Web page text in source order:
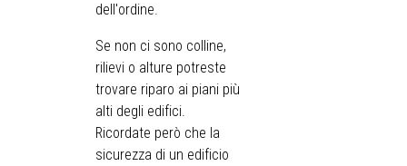
dell'ordine.
Se non ci sono colline,
rilievi o alture potreste
trovare riparo ai piani più
alti degli edifici.
Ricordate però che la
sicurezza di un edificio